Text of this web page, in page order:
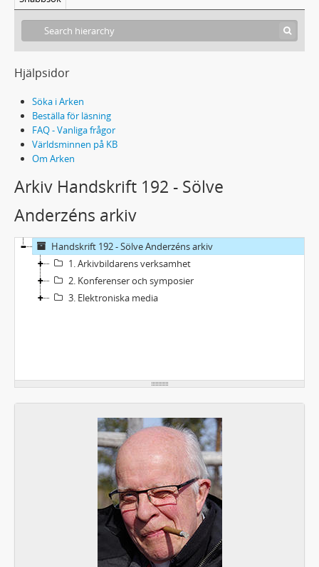
Hjälpsidor
Söka i Arken
Beställa för läsning
FAQ - Vanliga frågor
Världsminnen på KB
Om Arken
Arkiv Handskrift 192 - Sölve
Anderzéns arkiv
Handskrift 192 - Sölve Anderzéns arkiv
1. Arkivbildarens verksamhet
2. Konferenser och symposier
3. Elektroniska media